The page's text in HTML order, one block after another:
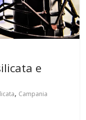
e
, Campania